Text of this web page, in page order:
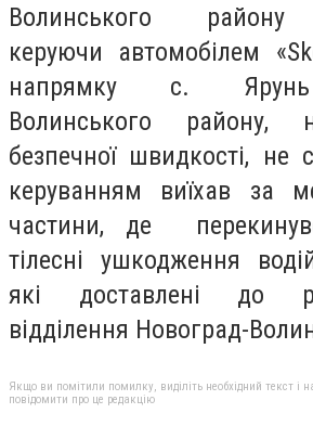
Волинського району
керуючи автомобілем
напрямку с. Ярунь
Волинського району,
безпечної швидкості, не
керуванням виїхав за
частини, де
тілесні ушкодження
які доставлені до
відділення Новоград-
Якщо ви помітили помилку, виділіть необхідний текст і
повідомити про це редакцію